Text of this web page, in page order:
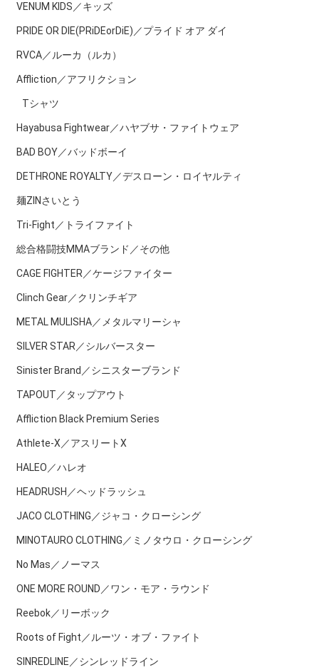
VENUM KIDS／キッズ
PRIDE OR DIE(PRiDEorDiE)／プライド オア ダイ
RVCA／ルーカ（ルカ）
Affliction／アフリクション
Tシャツ
Hayabusa Fightwear／ハヤブサ・ファイトウェア
BAD BOY／バッドボーイ
DETHRONE ROYALTY／デスローン・ロイヤルティ
麺ZINさいとう
Tri-Fight／トライファイト
総合格闘技MMAブランド／その他
CAGE FIGHTER／ケージファイター
Clinch Gear／クリンチギア
METAL MULISHA／メタルマリーシャ
SILVER STAR／シルバースター
Sinister Brand／シニスターブランド
TAPOUT／タップアウト
Affliction Black Premium Series
Athlete-X／アスリートX
HALEO／ハレオ
HEADRUSH／ヘッドラッシュ
JACO CLOTHING／ジャコ・クローシング
MINOTAURO CLOTHING／ミノタウロ・クローシング
No Mas／ノーマス
ONE MORE ROUND／ワン・モア・ラウンド
Reebok／リーボック
Roots of Fight／ルーツ・オブ・ファイト
SINREDLINE／シンレッドライン